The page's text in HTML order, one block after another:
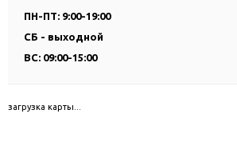
ПН-ПТ: 9:00-19:00
СБ - выходной
ВС: 09:00-15:00
загрузка карты...